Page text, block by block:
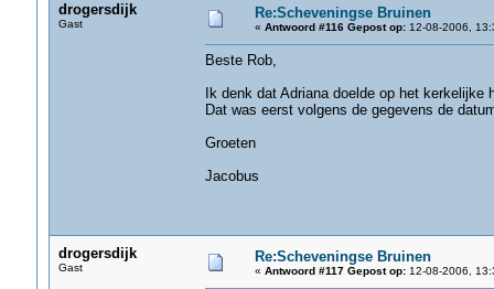
drogersdijk
Gast
Re:Scheveningse Bruinen
« Antwoord #116 Gepost op:12-08-2006,
Beste Rob,
Ik denk dat Adriana doelde op het kerkelijke
Dat was eerst volgens de gegevens de
Groeten
Jacobus
drogersdijk
Gast
Re:Scheveningse Bruinen
« Antwoord #117 Gepost op:12-08-2006,